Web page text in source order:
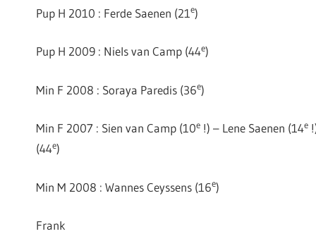
Pup H 2010 : Ferde Saenen (21 e)
Pup H 2009 : Niels van Camp (44e)
Min F 2008 : Soraya Paredis (36e)
Min F 2007 : Sien van Camp (10e !) – Lene Saenen (14e
(44e)
Min M 2008 : Wannes Ceyssens (16e)
Frank